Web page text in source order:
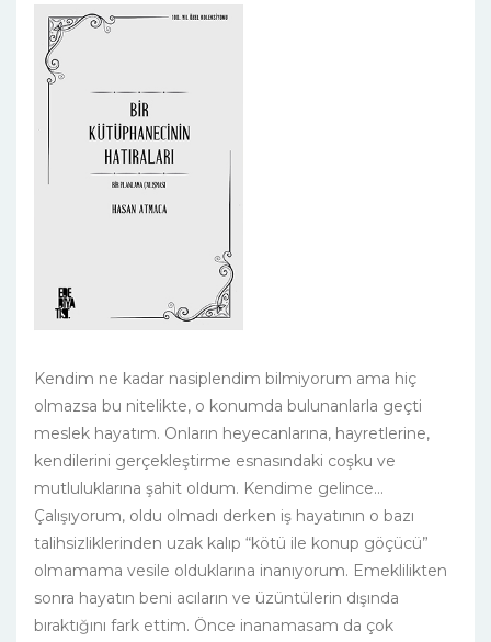
Kendim ne kadar nasiplendim bilmiyorum ama hiç
olmazsa bu nitelikte, o konumda bulunanlarla geçti
meslek hayatım. Onların heyecanlarına, hayretlerine,
kendilerini gerçekleştirme esnasındaki coşku ve
mutluluklarına şahit oldum. Kendime gelince…
Çalışıyorum, oldu olmadı derken iş hayatının o bazı
talihsizliklerinden uzak kalıp “kötü ile konup göçücü”
olmamama vesile olduklarına inanıyorum. Emeklilikten
sonra hayatın beni acıların ve üzüntülerin dışında
bıraktığını fark ettim. Önce inanamasam da çok